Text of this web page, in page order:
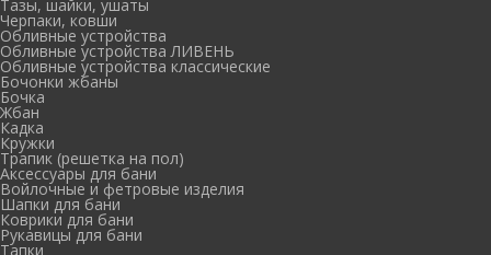
Тазы, шайки, ушаты
Черпаки, ковши
Обливные устройства
Обливные устройства ЛИВЕНЬ
Обливные устройства классические
Бочонки жбаны
Бочка
Жбан
Кадка
Кружки
Трапик (решетка на пол)
Аксессуары для бани
Войлочные и фетровые изделия
Шапки для бани
Коврики для бани
Рукавицы для бани
Тапки